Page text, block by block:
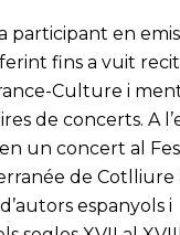
participant en
fins a vuit
Culture i
de concerts. A
un concert al
de Cotlliure
espanyols i